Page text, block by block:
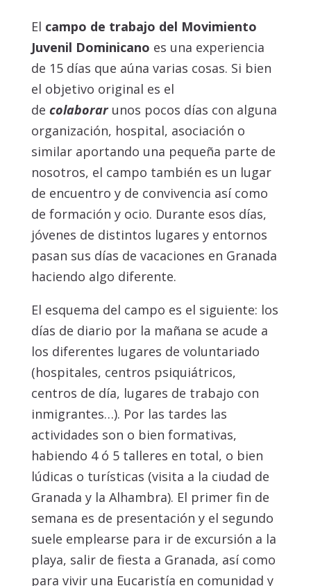
El campo de trabajo del Movimiento
Juvenil Dominicano es una experiencia
de 15 días que aúna varias cosas. Si bien
el objetivo original es el
de colaborarunos pocos días con alguna
organización, hospital, asociación o
similar aportando una pequeña parte de
nosotros, el campo también es un lugar
de encuentro y de convivencia así como
de formación y ocio. Durante esos días,
jóvenes de distintos lugares y entornos
pasan sus días de vacaciones en Granada
haciendo algo diferente.
El esquema del campo es el siguiente: los
días de diario por la mañana se acude a
los diferentes lugares de voluntariado
(hospitales, centros psiquiátricos,
centros de día, lugares de trabajo con
inmigrantes…). Por las tardes las
actividades son o bien formativas,
habiendo 4 ó 5 talleres en total, o bien
lúdicas o turísticas (visita a la ciudad de
Granada y la Alhambra). El primer fin de
semana es de presentación y el segundo
suele emplearse para ir de excursión a la
playa, salir de fiesta a Granada, así como
para vivir una Eucaristía en comunidad y